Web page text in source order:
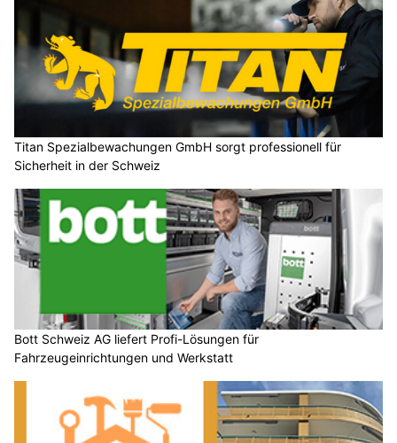
Titan Spezialbewachungen GmbH sorgt professionell für
Sicherheit in der Schweiz
Bott Schweiz AG liefert Profi-Lösungen für
Fahrzeugeinrichtungen und Werkstatt